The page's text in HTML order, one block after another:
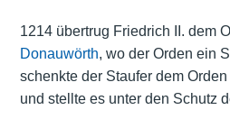
1214 übertrug Friedrich II. dem
Donauwörth, wo der Orden ein
schenkte der Staufer dem
und stellte es unter den Schutz